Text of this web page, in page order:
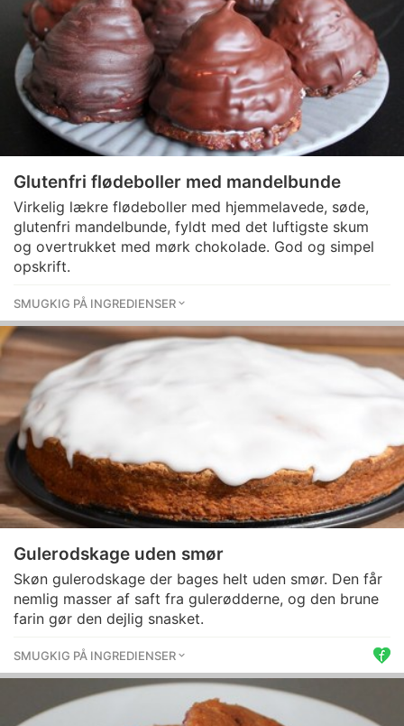
Glutenfri flødeboller med mandelbunde
Virkelig lækre flødeboller med hjemmelavede, søde,
glutenfri mandelbunde, fyldt med det luftigste skum
og overtrukket med mørk chokolade. God og simpel
opskrift.
SMUGKIG PÅ INGREDIENSER
Gulerodskage uden smør
Skøn gulerodskage der bages helt uden smør. Den får
nemlig masser af saft fra gulerødderne, og den brune
farin gør den dejlig snasket.
SMUGKIG PÅ INGREDIENSER